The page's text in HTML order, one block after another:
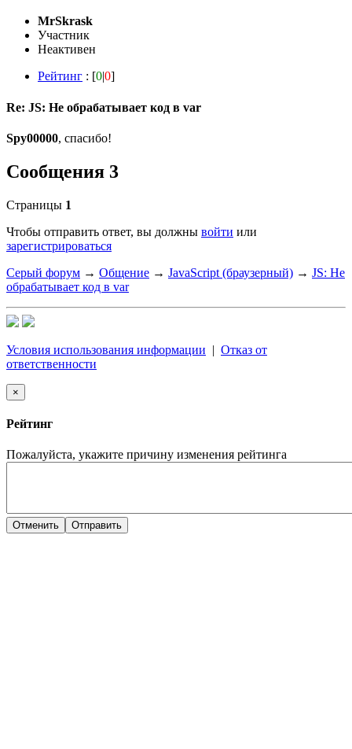
MrSkrask
Участник
Неактивен
Рейтинг : [0|0]
Re: JS: Не обрабатывает код в var
Spy00000, спасибо!
Сообщения 3
Страницы 1
Чтобы отправить ответ, вы должны войти или
зарегистрироваться
Серый форум → Общение → JavaScript (браузерный) → JS: Не
обрабатывает код в var
Условия использования информации | Отказ от
ответственности
×
Рейтинг
Пожалуйста, укажите причину изменения рейтинга
Отменить Отправить